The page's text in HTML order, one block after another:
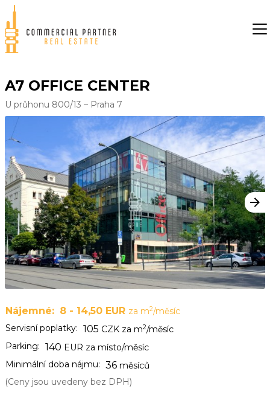
A7 OFFICE CENTER
U průhonu 800/13 – Praha 7
Nájemné: 8 - 14,50 EUR za m2/měsíc
Servisní poplatky: 105 CZK za m2/měsíc
Parking: 140 EUR za místo/měsíc
Minimální doba nájmu: 36 měsíců
(Ceny jsou uvedeny bez DPH)